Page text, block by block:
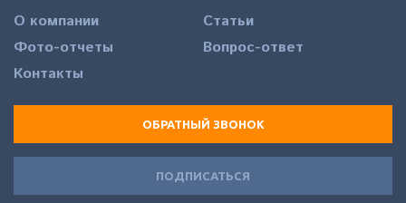
О компании
Статьи
Фото-отчеты
Вопрос-ответ
Контакты
ОБРАТНЫЙ ЗВОНОК
ПОДПИСАТЬСЯ